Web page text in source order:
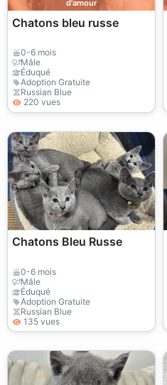
d'amour
Chatons bleu russe
0-6 mois
Mâle
Éduqué
Adoption Gratuite
Russian Blue
220 vues
Chatons Bleu Russe
0-6 mois
Mâle
Éduqué
Adoption Gratuite
Russian Blue
135 vues